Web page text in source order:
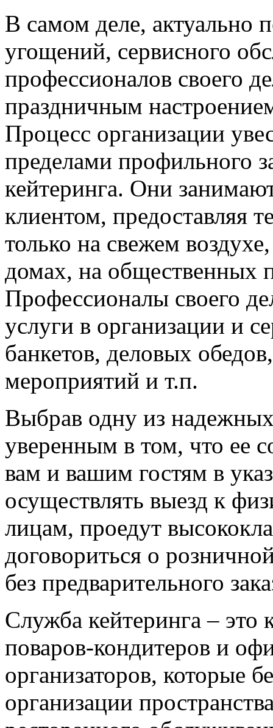
В самом деле, актуально
угощений, сервисного
профессионалов своего
праздничным
Процесс организации
пределами профильного
кейтеринга. Они
клиентом, предоставляя
только на свежем
домах, на общественных
Профессионалы своего
услуги в организации и
банкетов, деловых
мероприятий и т.п.
Выбрав одну из
уверенным в том, что ее
вам и вашим гостям в
осуществлять выезд к
лицам, проедут
договориться о
без предварительного
Служба кейтеринга –
поваров-кондитеров и
организаторов, которые
организации